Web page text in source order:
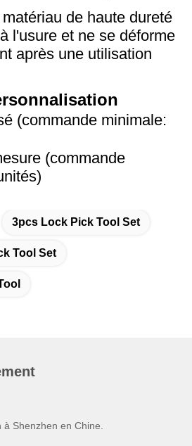
de haute dureté
l'usure et ne se déforme
après une utilisation
(commande minimale:
(commande
3pcs Lock Pick Tool Set
Tool Set
Shenzhen en Chine.